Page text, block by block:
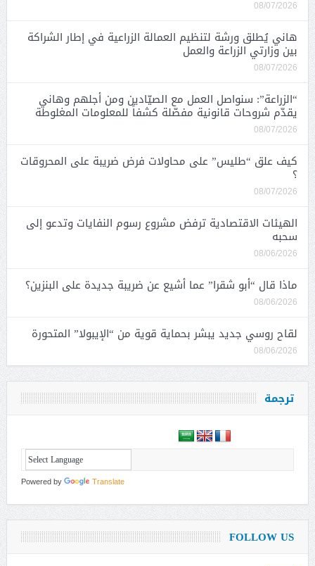
08/07/2026
هاني يُطلق ورشة لتنظيم العمالة الزراعية في إطار الشراكة
بين وزارتي الزراعة والعمل
08/07/2026
“الزراعة”: سنواصل العمل مع الصيّادين ومن أجلهم وهاني
يقدّم شروحات قانونية مفصّلة كشفاً للمعلومات المغلوطة
08/07/2026
كيف علق “طليس” على محاولات فرض ضريبة على المحروقات
؟
08/07/2026
الهيئات الاقتصادية ترفض مشروع رسوم النفايات وتدعو إلى
سحبه
08/06/2026
ماذا قال “أبو شقرا” عما أشيع عن ضريبة جديدة على البنزين؟
08/06/2026
لقاح روسي جديد يبشر بحماية قوية من “الإيبولا” المتحورة
08/06/2026
ترجمة
Powered by Translate
FOLLOW US